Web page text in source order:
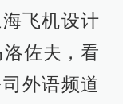
飞机设计
佐夫，看
外语频道